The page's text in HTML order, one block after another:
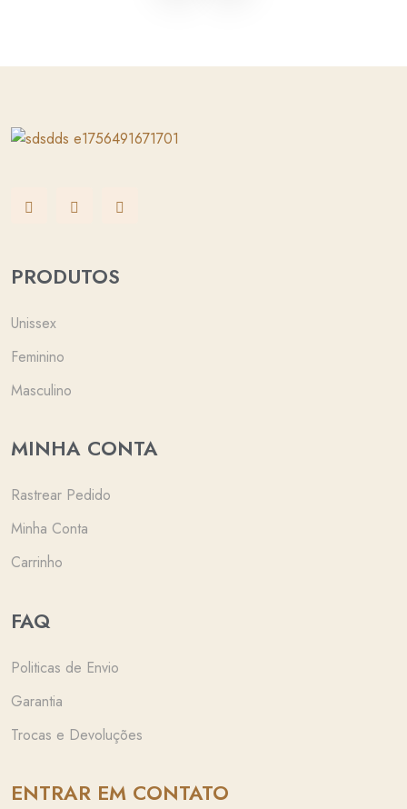
PRODUTOS
Unissex
Feminino
Masculino
MINHA CONTA
Rastrear Pedido
Minha Conta
Carrinho
FAQ
Politicas de Envio
Garantia
Trocas e Devoluções
ENTRAR EM CONTATO